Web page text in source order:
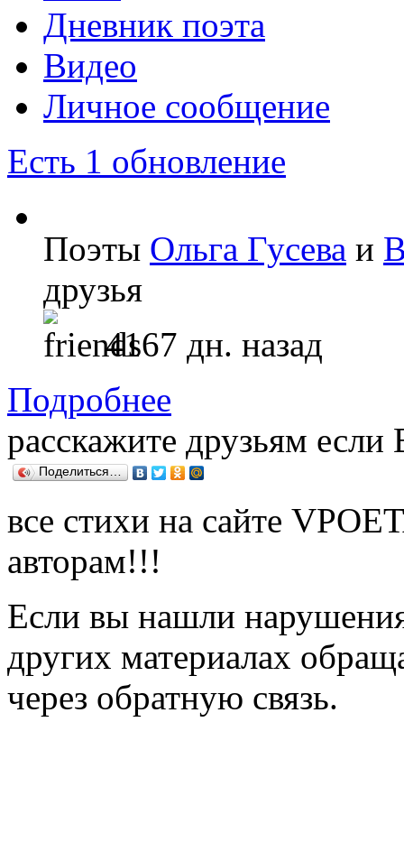
Дневник поэта
Видео
Личное сообщение
Есть 1 обновление
Поэты Ольга Гусева и
друзья
4167 дн. назад
Подробнее
расскажите друзьям
Поделиться…
все стихи на сайте
авторам!!!
Если вы нашли
других материалах
через обратную связь.